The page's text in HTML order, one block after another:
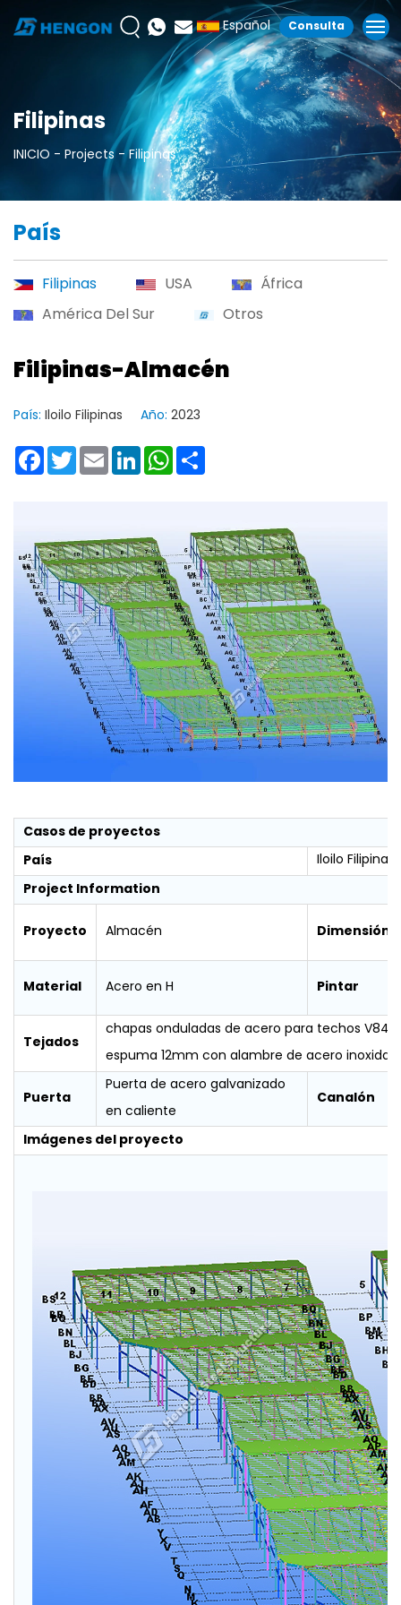
Español Consulta
Filipinas
INICIO Projects Filipinas
País
Filipinas USA
África
América Del Sur
Otros
Filipinas-Almacén
País: Iloilo Filipinas Año: 2023
Facebook
TwitterEmailLinkedInWhatsApp
Casos de proyectos
País
Iloilo Filipinas
Project Information
Proyecto
Almacén Dimensión
Material Acero en H Pintar
Tejados
chapas onduladas de acero para techos V840
espuma 12mm con alambre de acero
Puerta
Puerta de acero galvanizado
en caliente
Canalón
Imágenes del proyecto